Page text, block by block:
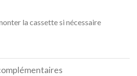
la cassette si nécessaire